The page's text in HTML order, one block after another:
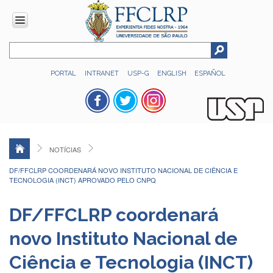
PORTAL INTRANET USP-G ENGLISH ESPAÑOL
INSTITUCIONAL
Histórico
Administração
Organograma
Gestão
FFCLRP
-
60
anos
NOTÍCIAS
DF/FFCLRP COORDENARÁ NOVO INSTITUTO NACIONAL DE CIÊNCIA E
TECNOLOGIA (INCT) APROVADO PELO CNPQ
DF/FFCLRP coordenará
novo Instituto Nacional de
Ciência e Tecnologia (INCT)